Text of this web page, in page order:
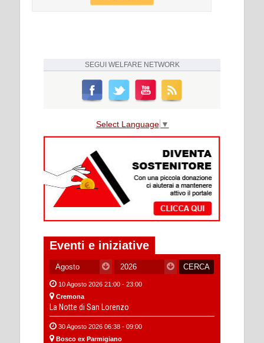
SEGUI WELFARE NETWORK
Select Language ▼
Eventi e iniziative
10 Agosto 2026 21:00 - 23:00
Cremona
La Notte di San Lorenzo
30 Agosto 2026 06:38 - 09:00
Bosco ex Parmigiano